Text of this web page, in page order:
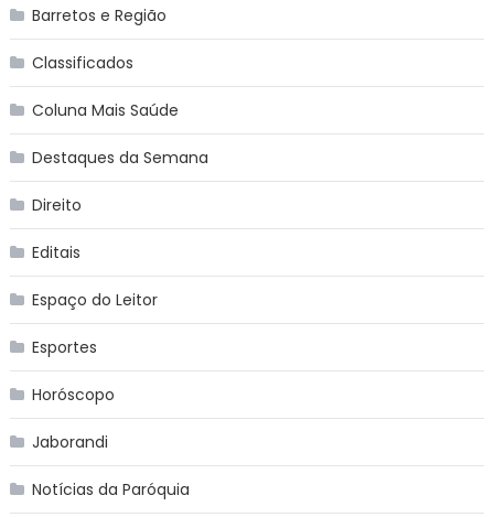
Barretos e Região
Classificados
Coluna Mais Saúde
Destaques da Semana
Direito
Editais
Espaço do Leitor
Esportes
Horóscopo
Jaborandi
Notícias da Paróquia